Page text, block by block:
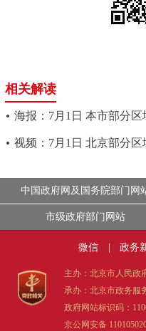
相关解读
海报：7月1日 本市部分区
视频：7月1日 北京部分区
中国政府网及国务院部门网
市级政府部门网站
微信 政务
主办：北京市人民政
承办：北京市政务服
政府网站标识码：
京公网安备